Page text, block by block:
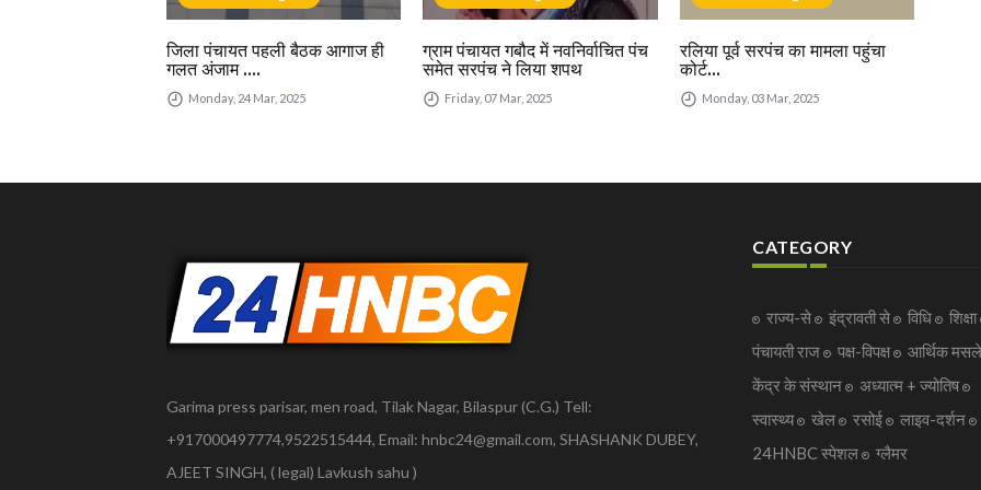
जिला पंचायत पहली बैठक आगाज ही
गलत अंजाम ....
Monday, 24 Mar, 2025
ग्राम पंचायत गबौद में नवनिर्वाचित पंच
समेत सरपंच ने लिया शपथ
Friday, 07 Mar, 2025
रलिया पूर्व सरपंच का मामला पहुंचा
कोर्ट...
Monday, 03 Mar, 2025
Garima press parisar, men road, Tilak Nagar, Bilaspur (C.G.) Tell:
+917000497774,9522515444, Email: hnbc24@gmail.com, SHASHANK DUBEY,
AJEET SINGH, ( legal) Lavkush sahu )
CATEGORY
राज्य-से इंद्रावती से विधि
शिक्षा
पंचायती राज
पक्ष-विपक्ष
आर्थिक मसले
केंद्र के संस्थान
अध्यात्म + ज्योतिष
स्वास्थ्य
खेल रसोई
लाइव-दर्शन
24HNBC स्पेशल
ग्लैमर